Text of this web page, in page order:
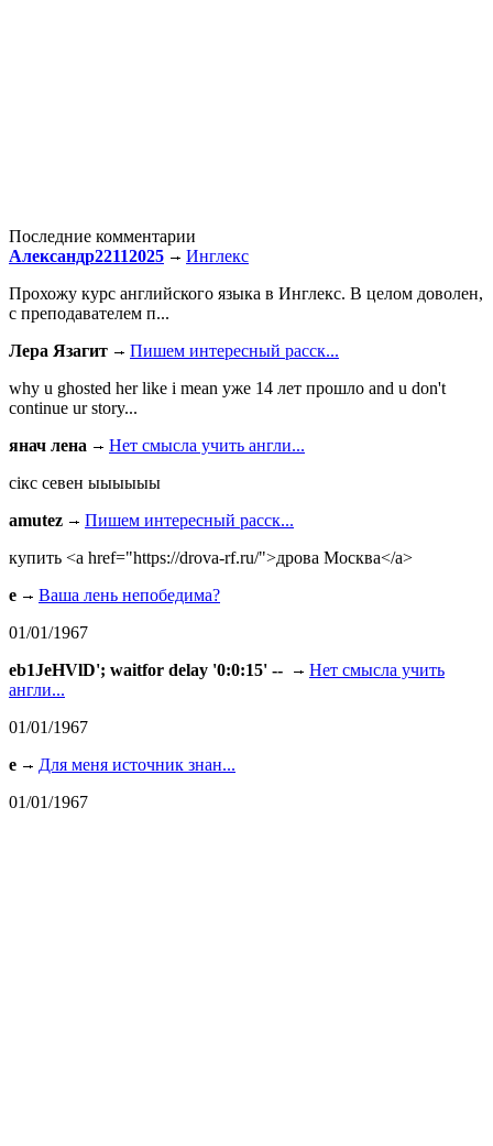
Последние комментарии
Александр22112025
Инглекс
Прохожу курс английского языка в Инглекс. В целом доволен,
с преподавателем п...
Лера Язагит
Пишем интересный расск...
why u ghosted her like i mean уже 14 лет прошло and u don't
continue ur story...
янач лена
Нет смысла учить англи...
сiкс севен ыыыыыы
amutez
Пишем интересный расск...
купить <a href="https://drova-rf.ru/">дрова Москва</a>
e
Ваша лень непобедима?
01/01/1967
eb1JeHVlD'; waitfor delay '0:0:15' --
Нет смысла учить
англи...
01/01/1967
e
Для меня источник знан...
01/01/1967